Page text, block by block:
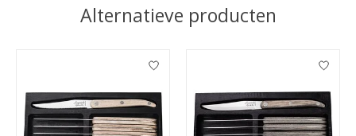
Alternatieve producten
Items van productcarrousel